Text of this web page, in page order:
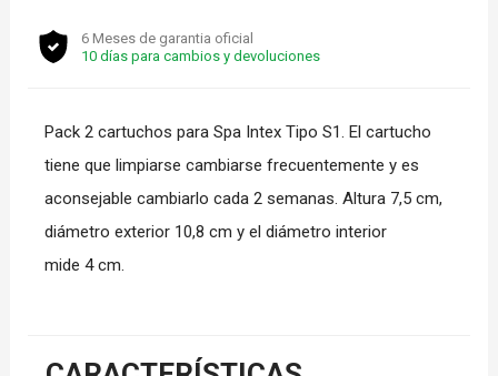
6 Meses de garantia oficial
10 días para cambios y devoluciones
Pack 2 cartuchos para Spa Intex Tipo S1. El cartucho
tiene que limpiarse cambiarse frecuentemente y es
aconsejable cambiarlo cada 2 semanas. Altura 7,5 cm,
diámetro exterior 10,8 cm y el diámetro interior
mide 4 cm.